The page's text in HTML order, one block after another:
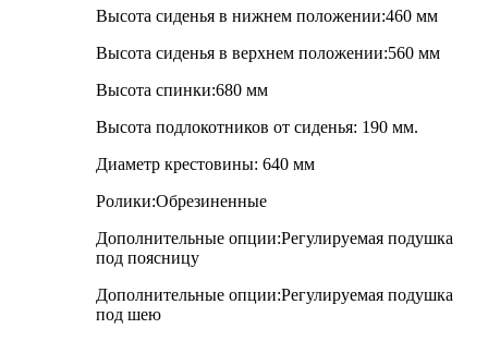
Высота сиденья в нижнем положении:460 мм
Высота сиденья в верхнем положении:560 мм
Высота спинки:680 мм
Высота подлокотников от сиденья: 190 мм.
Диаметр крестовины: 640 мм
Ролики:Обрезиненные
Дополнительные опции:Регулируемая подушка
под поясницу
Дополнительные опции:Регулируемая подушка
под шею